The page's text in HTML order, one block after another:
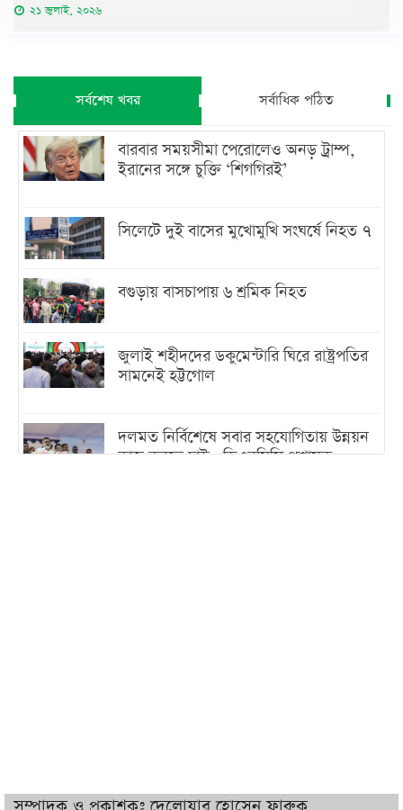
২১ জুলাই, ২০২৬
সর্বশেষ খবর সর্বাধিক পঠিত
বারবার সময়সীমা পেরোলেও অনড় ট্রাম্প,
ইরানের সঙ্গে চুক্তি ‘শিগগিরই’
সিলেটে দুই বাসের মুখোমুখি সংঘর্ষে নিহত ৭
বগুড়ায় বাসচাপায় ৬ শ্রমিক নিহত
জুলাই শহীদদের ডকুমেন্টারি ঘিরে রাষ্ট্রপতির
সামনেই হট্টগোল
দলমত নির্বিশেষে সবার সহযোগিতায় উন্নয়ন
কাজ করতে চাই : ডিএনসিসি প্রশাসক